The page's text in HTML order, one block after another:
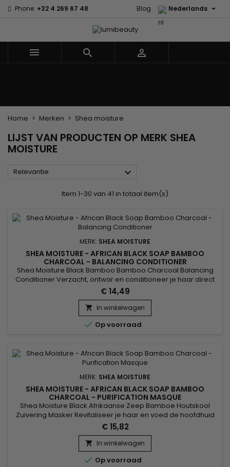
Phone: +32 4 269 67 48 Nederlands 
Blog
  
Home Merken Shea moisture
LIJST VAN PRODUCTEN OP MERK SHEA
MOISTURE
Relevantie 
Item 1-30 van 41 in totaal item(s)
MERK: SHEA MOISTURE
SHEA MOISTURE - AFRICAN BLACK SOAP BAMBOO
CHARCOAL - BALANCING CONDITIONER
Shea Moisture Black Bamboo Bamboo Charcoal Balancing
Conditioner Verzacht, ontwar en conditioneer je haar direct
met deze hydraterende formule die de hoofdhuid kalmeert
zonder het haar te verzwaren. African Black Soap, Bamboo
Charcoal, Tea Tree Oil en Willow Bark Extract worden
gecombineerd in een heilzame formule die voedende
voordelen biedt voor de...
€ 14,49
 In winkelwagen
 Op voorraad
MERK: SHEA MOISTURE
SHEA MOISTURE - AFRICAN BLACK SOAP BAMBOO
CHARCOAL - PURIFICATION MASQUE
Shea Moisture Black Afrikaanse Zeep Bamboe Houtskool
Zuivering Masker Revitaliseer je haar en voed de hoofdhuid
met dit masker voor intensieve verzorging. African Black
Soap, Bamboo Charcoal, Tea Tree Oil en Willow Bark Extract
combineren een krachtige behandeling die het niveau van
hydratatie verhoogt en voedt terwijl het overtollige vocht
wordt...
€ 15,82
 In winkelwagen
 Op voorraad